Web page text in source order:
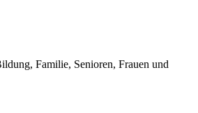
Familie, Senioren, Frauen und